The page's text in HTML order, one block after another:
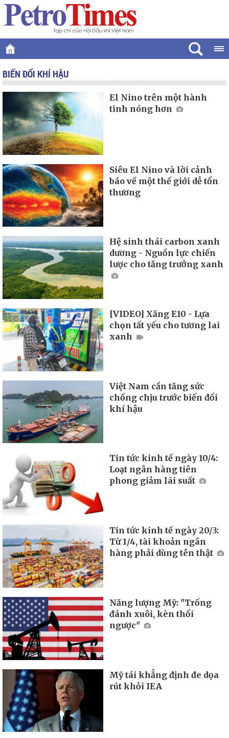
BIẾN ĐỔI KHÍ HẬU
El Nino trên một hành
tinh nóng hơn
Siêu El Nino và lời cảnh
báo về một thế giới dễ tổn
thương
Hệ sinh thái carbon xanh
dương - Nguồn lực chiến
lược cho tăng trưởng xanh
[VIDEO] Xăng E10 - Lựa
chọn tất yếu cho tương lai
xanh
Việt Nam cần tăng sức
chống chịu trước biến đổi
khí hậu
Tin tức kinh tế ngày 10/4:
Loạt ngân hàng tiên
phong giảm lãi suất
Tin tức kinh tế ngày 20/3:
Từ 1/4, tài khoản ngân
hàng phải dùng tên thật
Năng lượng Mỹ: "Trống
đánh xuôi, kèn thổi
ngược"
Mỹ tái khẳng định đe dọa
rút khỏi IEA